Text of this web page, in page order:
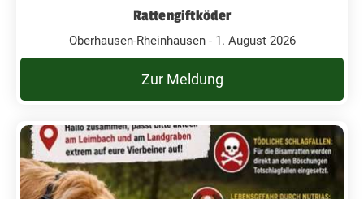
Rattengiftköder
Oberhausen-Rheinhausen - 1. August 2026
Zur Meldung